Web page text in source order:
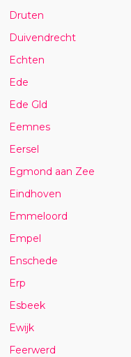
Druten
Duivendrecht
Echten
Ede
Ede Gld
Eemnes
Eersel
Egmond aan Zee
Eindhoven
Emmeloord
Empel
Enschede
Erp
Esbeek
Ewijk
Feerwerd